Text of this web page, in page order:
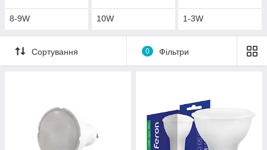
8-9W 10W 1-3W
Сортування 0 Фільтри